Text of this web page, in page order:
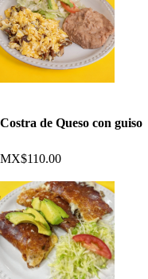
Costra de Queso con guiso
MX$110.00